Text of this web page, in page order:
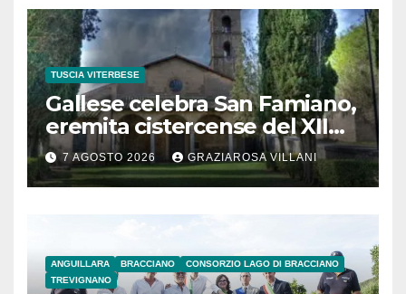
TUSCIA VITERBESE
Gallese celebra San Famiano,
eremita cistercense del XII
secolo
7 AGOSTO 2026 GRAZIAROSA VILLANI
ANGUILLARA BRACCIANO
CONSORZIO LAGO DI BRACCIANO
TREVIGNANO